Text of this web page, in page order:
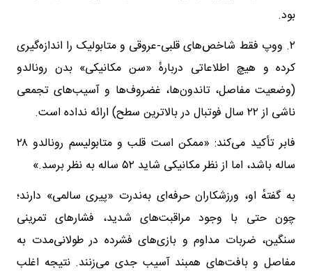
بود.
۲. ووپ فقط شاخص‌های قلبی-عروقی و متابولیک را اندازه‌گیری
کرده و هیچ اطلاعاتی دربارهٔ «سن مکانیکی» بدن رونالدو
(وضعیت مفاصل، تاندون‌ها، غضروف‌ها و آسیب‌های تجمعی
ناشی از ۲۲ سال فوتبال در بالاترین سطح) ارائه نداده است.
فابر تأکید می‌کند: «ممکن است قلب و متابولیسم رونالدو ۲۸
ساله باشد، اما از نظر مکانیکی شاید ۵۲ ساله به نظر برسد.»
به گفتهٔ او، ورزشکاران حرفه‌ای به‌ندرت «پیری سالمی» دارند؛
چون حتی با وجود مراقبت‌های شدید، فشارهای تمرینی
سنگین، ضربات مداوم و بازی‌های فشرده در طولانی‌مدت به
مفاصل و بافت‌های همبند آسیب جدی می‌زنند. نتیجه اغلب